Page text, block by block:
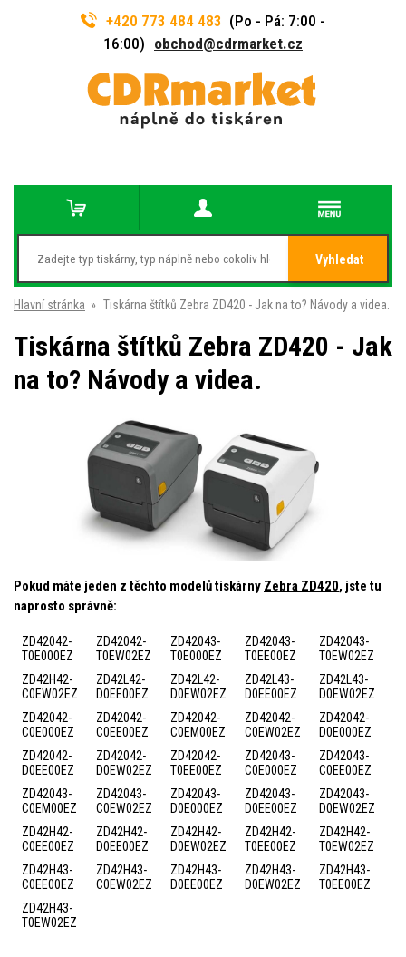
+420 773 484 483 (Po - Pá: 7:00 -
16:00) obchod@cdrmarket.cz
Vyhledat
Hlavní stránka » Tiskárna štítků Zebra ZD420 - Jak na to? Návody a videa.
Tiskárna štítků Zebra ZD420 - Jak
na to? Návody a videa.
Pokud máte jeden z těchto modelů tiskárny Zebra ZD420, jste tu
naprosto správně:
ZD42042-
T0E000EZ
ZD42042-
T0EW02EZ
ZD42043-
T0E000EZ
ZD42043-
T0EE00EZ
ZD42043-
T0EW02EZ
ZD42H42-
C0EW02EZ
ZD42L42-
D0EE00EZ
ZD42L42-
D0EW02EZ
ZD42L43-
D0EE00EZ
ZD42L43-
D0EW02EZ
ZD42042-
C0E000EZ
ZD42042-
C0EE00EZ
ZD42042-
C0EM00EZ
ZD42042-
C0EW02EZ
ZD42042-
D0E000EZ
ZD42042-
D0EE00EZ
ZD42042-
D0EW02EZ
ZD42042-
T0EE00EZ
ZD42043-
C0E000EZ
ZD42043-
C0EE00EZ
ZD42043-
C0EM00EZ
ZD42043-
C0EW02EZ
ZD42043-
D0E000EZ
ZD42043-
D0EE00EZ
ZD42043-
D0EW02EZ
ZD42H42-
C0EE00EZ
ZD42H42-
D0EE00EZ
ZD42H42-
D0EW02EZ
ZD42H42-
T0EE00EZ
ZD42H42-
T0EW02EZ
ZD42H43-
C0EE00EZ
ZD42H43-
C0EW02EZ
ZD42H43-
D0EE00EZ
ZD42H43-
D0EW02EZ
ZD42H43-
T0EE00EZ
ZD42H43-
T0EW02EZ